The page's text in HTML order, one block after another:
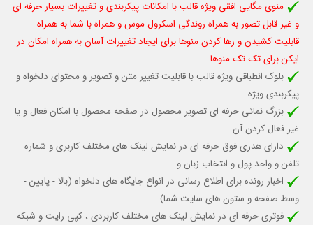
منوی مگایی افقی ویژه قالب با امکانات پیکربندی و تغییرات بسیار حرفه ای
و غیر قابل تصور به همراه روندگی اسکرول موس و همراه با شما به همراه
قابلیت کشیدن و رها کردن منوها برای ایجاد تغییرات آسان به همراه امکان در
ایکن برای تک تک منوها
بلوک انطباقی ویژه قالب با قابلیت تغییر متن و تصویر و محتوای دلخواه و
پیکربندی ویژه
بزرگ نمائی حرفه ای تصویر محصول در صفحه محصول با امکان فعال و یا
غیر فعال کردن آن
دارای هدری فوق حرفه ای در نمایش لینک های مختلف کاربری و شماره
تلفن و واحد پول و انتخاب زبان و ...
اخبار رونده برای اطلاع رسانی در انواع جایگاه های دلخواه (بالا - پایین -
وسط صفحه و ستون های سایت شما)
فوتری حرفه ای در نمایش لینک های مختلف کاربردی ، کپی رایت و شبکه